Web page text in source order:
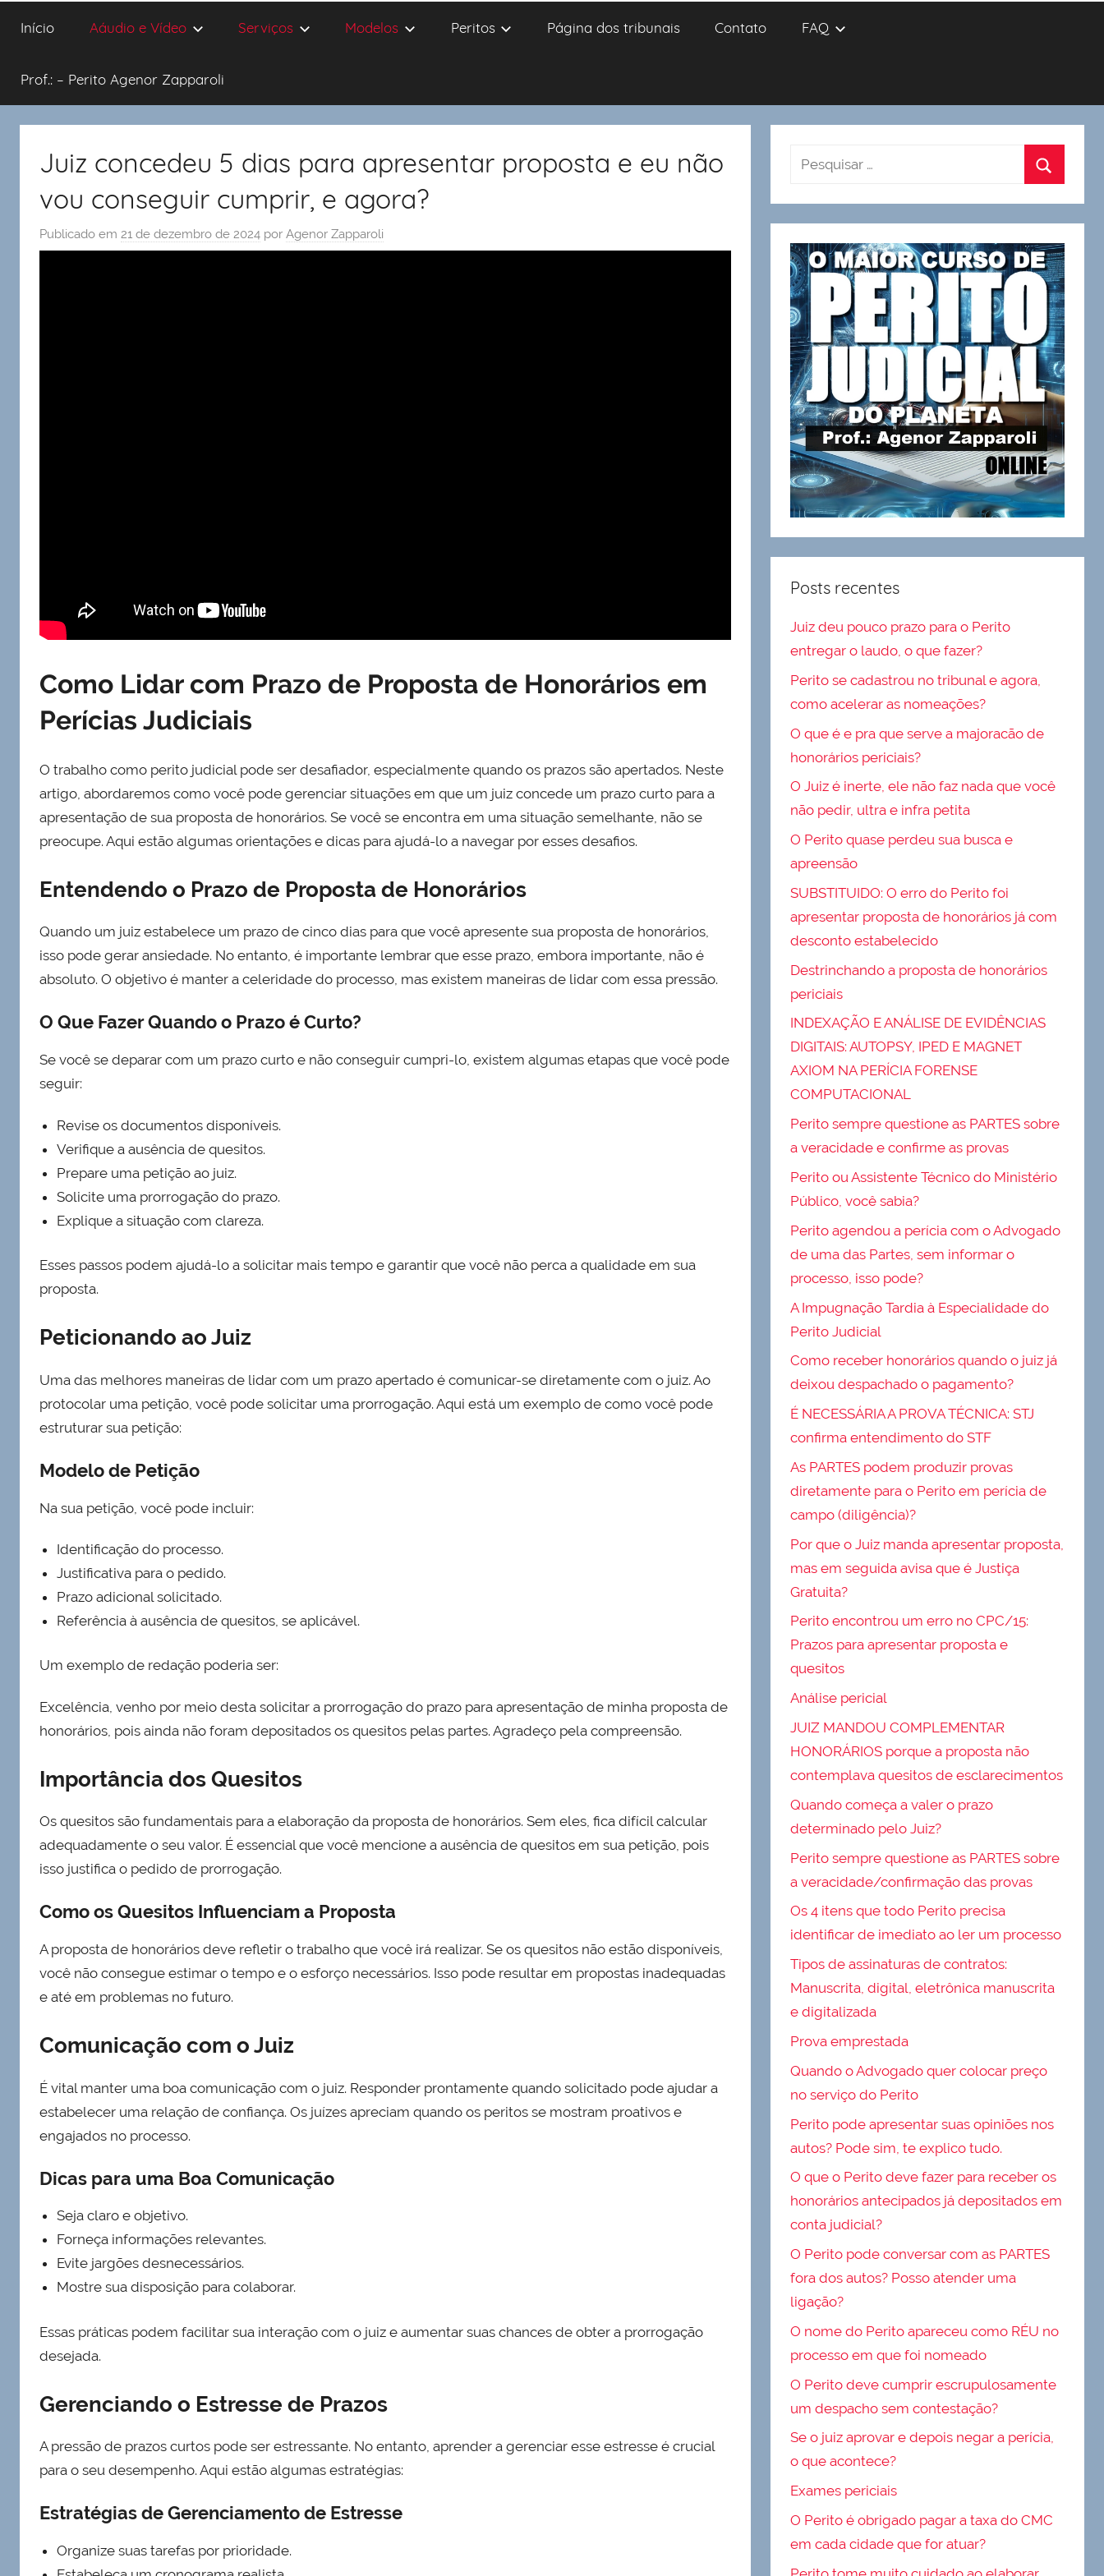
Início Aáudio e Vídeo Serviços Modelos Peritos Página dos tribunais Contato FAQ
Prof.: – Perito Agenor Zapparoli
Juiz concedeu 5 dias para apresentar proposta e eu não
vou conseguir cumprir, e agora?
Publicado em 21 de dezembro de 2024 por Agenor Zapparoli
Como Lidar com Prazo de Proposta de Honorários em
Perícias Judiciais
O trabalho como perito judicial pode ser desafiador, especialmente quando os prazos são apertados. Neste
artigo, abordaremos como você pode gerenciar situações em que um juiz concede um prazo curto para a
apresentação de sua proposta de honorários. Se você se encontra em uma situação semelhante, não se
preocupe. Aqui estão algumas orientações e dicas para ajudá-lo a navegar por esses desafios.
Entendendo o Prazo de Proposta de Honorários
Quando um juiz estabelece um prazo de cinco dias para que você apresente sua proposta de honorários,
isso pode gerar ansiedade. No entanto, é importante lembrar que esse prazo, embora importante, não é
absoluto. O objetivo é manter a celeridade do processo, mas existem maneiras de lidar com essa pressão.
O Que Fazer Quando o Prazo é Curto?
Se você se deparar com um prazo curto e não conseguir cumpri-lo, existem algumas etapas que você pode
seguir:
Revise os documentos disponíveis.
Verifique a ausência de quesitos.
Prepare uma petição ao juiz.
Solicite uma prorrogação do prazo.
Explique a situação com clareza.
Esses passos podem ajudá-lo a solicitar mais tempo e garantir que você não perca a qualidade em sua
proposta.
Peticionando ao Juiz
Uma das melhores maneiras de lidar com um prazo apertado é comunicar-se diretamente com o juiz. Ao
protocolar uma petição, você pode solicitar uma prorrogação. Aqui está um exemplo de como você pode
estruturar sua petição:
Modelo de Petição
Na sua petição, você pode incluir:
Identificação do processo.
Justificativa para o pedido.
Prazo adicional solicitado.
Referência à ausência de quesitos, se aplicável.
Um exemplo de redação poderia ser:
Excelência, venho por meio desta solicitar a prorrogação do prazo para apresentação de minha proposta de
honorários, pois ainda não foram depositados os quesitos pelas partes. Agradeço pela compreensão.
Importância dos Quesitos
Os quesitos são fundamentais para a elaboração da proposta de honorários. Sem eles, fica difícil calcular
adequadamente o seu valor. É essencial que você mencione a ausência de quesitos em sua petição, pois
isso justifica o pedido de prorrogação.
Como os Quesitos Influenciam a Proposta
A proposta de honorários deve refletir o trabalho que você irá realizar. Se os quesitos não estão disponíveis,
você não consegue estimar o tempo e o esforço necessários. Isso pode resultar em propostas inadequadas
e até em problemas no futuro.
Comunicação com o Juiz
É vital manter uma boa comunicação com o juiz. Responder prontamente quando solicitado pode ajudar a
estabelecer uma relação de confiança. Os juízes apreciam quando os peritos se mostram proativos e
engajados no processo.
Dicas para uma Boa Comunicação
Seja claro e objetivo.
Forneça informações relevantes.
Evite jargões desnecessários.
Mostre sua disposição para colaborar.
Essas práticas podem facilitar sua interação com o juiz e aumentar suas chances de obter a prorrogação
desejada.
Gerenciando o Estresse de Prazos
A pressão de prazos curtos pode ser estressante. No entanto, aprender a gerenciar esse estresse é crucial
para o seu desempenho. Aqui estão algumas estratégias:
Estratégias de Gerenciamento de Estresse
Organize suas tarefas por prioridade.
Posts recentes
Juiz deu pouco prazo para o Perito
entregar o laudo, o que fazer?
Perito se cadastrou no tribunal e agora,
como acelerar as nomeações?
O que é e pra que serve a majoracão de
honorários periciais?
O Juiz é inerte, ele não faz nada que você
não pedir, ultra e infra petita
O Perito quase perdeu sua busca e
apreensão
SUBSTITUIDO: O erro do Perito foi
apresentar proposta de honorários já com
desconto estabelecido
Destrinchando a proposta de honorários
periciais
INDEXAÇÃO E ANÁLISE DE EVIDÊNCIAS
DIGITAIS: AUTOPSY, IPED E MAGNET
AXIOM NA PERÍCIA FORENSE
COMPUTACIONAL
Perito sempre questione as PARTES sobre
a veracidade e confirme as provas
Perito ou Assistente Técnico do Ministério
Público, você sabia?
Perito agendou a perícia com o Advogado
de uma das Partes, sem informar o
processo, isso pode?
A Impugnação Tardia à Especialidade do
Perito Judicial
Como receber honorários quando o juiz já
deixou despachado o pagamento?
É NECESSÁRIA A PROVA TÉCNICA: STJ
confirma entendimento do STF
As PARTES podem produzir provas
diretamente para o Perito em perícia de
campo (diligência)?
Por que o Juiz manda apresentar proposta,
mas em seguida avisa que é Justiça
Gratuita?
Perito encontrou um erro no CPC/15:
Prazos para apresentar proposta e
quesitos
Análise pericial
JUIZ MANDOU COMPLEMENTAR
HONORÁRIOS porque a proposta não
contemplava quesitos de esclarecimentos
Quando começa a valer o prazo
determinado pelo Juiz?
Perito sempre questione as PARTES sobre
a veracidade/confirmação das provas
Os 4 itens que todo Perito precisa
identificar de imediato ao ler um processo
Tipos de assinaturas de contratos:
Manuscrita, digital, eletrônica manuscrita
e digitalizada
Prova emprestada
Quando o Advogado quer colocar preço
no serviço do Perito
Perito pode apresentar suas opiniões nos
autos? Pode sim, te explico tudo.
O que o Perito deve fazer para receber os
honorários antecipados já depositados em
conta judicial?
O Perito pode conversar com as PARTES
fora dos autos? Posso atender uma
ligação?
O nome do Perito apareceu como RÉU no
processo em que foi nomeado
O Perito deve cumprir escrupulosamente
um despacho sem contestação?
Se o juiz aprovar e depois negar a perícia,
o que acontece?
Exames periciais
O Perito é obrigado pagar a taxa do CMC
em cada cidade que for atuar?